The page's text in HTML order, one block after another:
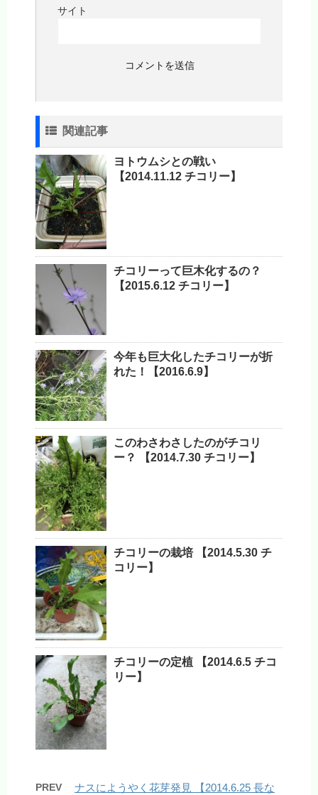
サイト
関連記事
ヨトウムシとの戦い
【2014.11.12 チコリー】
チコリーって巨木化するの？
【2015.6.12 チコリー】
今年も巨大化したチコリーが折
れた！【2016.6.9】
このわさわさしたのがチコリ
ー？ 【2014.7.30 チコリー】
チコリーの栽培 【2014.5.30 チ
コリー】
チコリーの定植 【2014.6.5 チコ
リー】
PREV
ナスにようやく花芽発見 【2014.6.25 長な